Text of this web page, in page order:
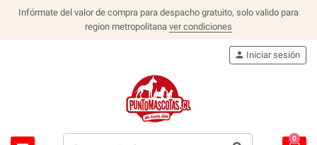
Infórmate del valor de compra para despacho gratuito, solo valido para
region metropolitana ver condiciones
person Iniciar sesión
0